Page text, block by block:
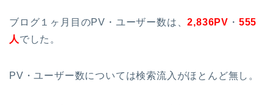
ブログ１ヶ月目のPV・ユーザー数は、2,836PV ・ 555
人 でした。
PV・ユーザー数については検索流入がほとんど無し。